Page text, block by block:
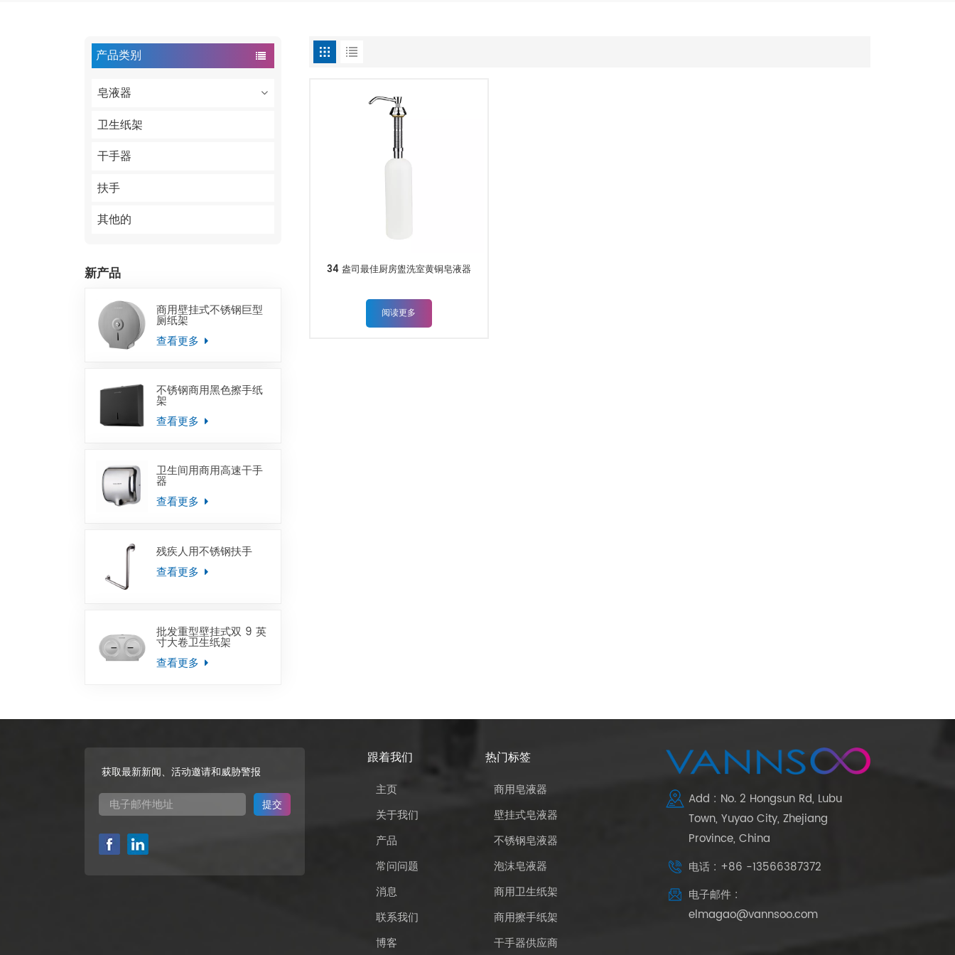
产品类别
皂液器
卫生纸架
干手器
扶手
其他的
新产品
商用壁挂式不锈钢巨型
厕纸架
查看更多
不锈钢商用黑色擦手纸
架
查看更多
卫生间用商用高速干手
器
查看更多
残疾人用不锈钢扶手
查看更多
批发重型壁挂式双 9 英
寸大卷卫生纸架
查看更多
34 盎司最佳厨房盥洗室黄铜皂液器
阅读更多
获取最新新闻、活动邀请和威胁警报
跟着我们
主页
关于我们
产品
常问问题
消息
联系我们
博客
热门标签
商用皂液器
壁挂式皂液器
不锈钢皂液器
泡沫皂液器
商用卫生纸架
商用擦手纸架
干手器供应商
Add : No. 2 Hongsun Rd, Lubu
Town, Yuyao City, Zhejiang
Province, China
电话 : +86 -13566387372
电子邮件 :
elmagao@vannsoo.com